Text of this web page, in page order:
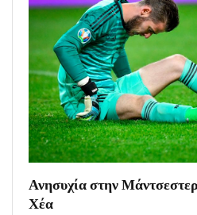
Ανησυχία στην
Χέα